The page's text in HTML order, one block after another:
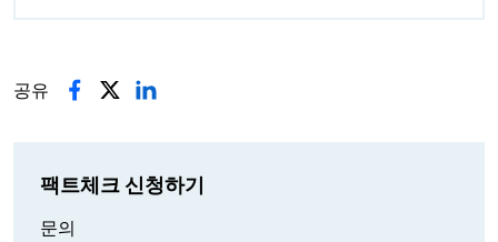
공유
팩트체크 신청하기
문의